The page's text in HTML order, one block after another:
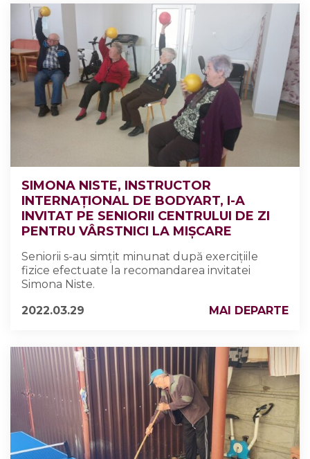
SIMONA NISTE, INSTRUCTOR
INTERNAȚIONAL DE BODYART, I-A
INVITAT PE SENIORII CENTRULUI DE ZI
PENTRU VÂRSTNICI LA MIȘCARE
Seniorii s-au simțit minunat după exercițiile
fizice efectuate la recomandarea invitatei
Simona Niste.
2022.03.29
MAI DEPARTE